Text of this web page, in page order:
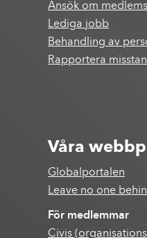
Ansök om
Lediga jobb
Behandling av
Rapportera
Våra
Globalportalen
Leave no one
För medlemmar
Civis